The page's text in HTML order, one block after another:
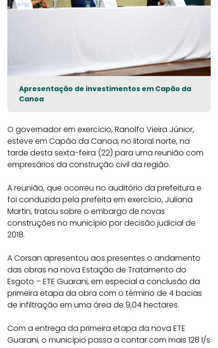
Apresentação de investimentos em Capão da
Canoa
O governador em exercício, Ranolfo Vieira Júnior,
esteve em Capão da Canoa, no litoral norte, na
tarde desta sexta-feira (22) para uma reunião com
empresários da construção civil da região.
A reunião, que ocorreu no auditório da prefeitura e
foi conduzida pela prefeita em exercício, Juliana
Martin, tratou sobre o embargo de novas
construções no município por decisão judicial de
2018.
A Corsan apresentou aos presentes o andamento
das obras na nova Estação de Tratamento do
Esgoto – ETE Guarani, em especial a conclusão da
primeira etapa da obra com o término de 4 bacias
de infiltração em uma área de 9,04 hectares.
Com a entrega da primeira etapa da nova ETE
Guarani, o município passa a contar com mais 128 l/s